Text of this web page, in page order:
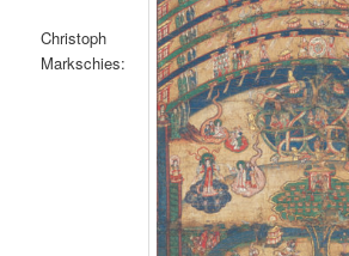
Christoph
Markschies: